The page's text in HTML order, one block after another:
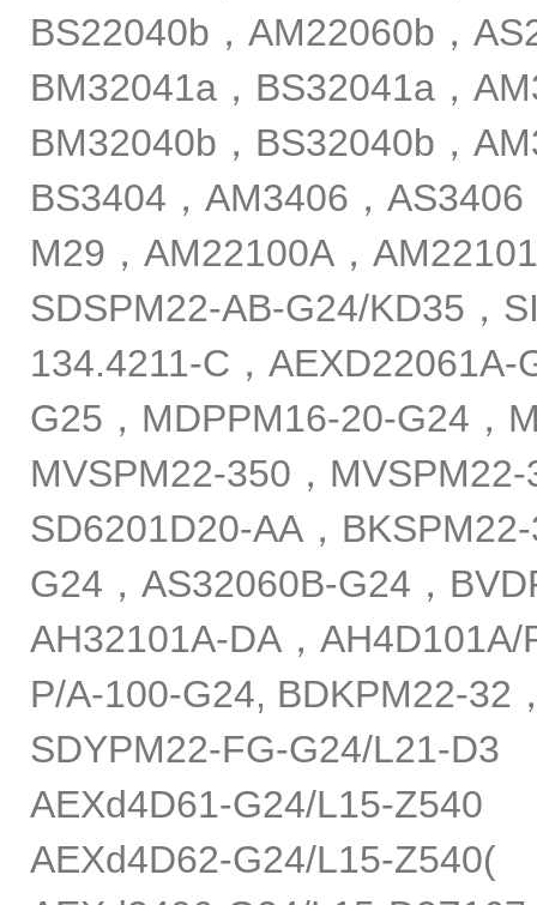
BS22040b，AM22060b，
BM32041a，BS32041a，
BM32040b，BS32040b，
BS3404，AM3406，
M29，AM22100A，
SDSPM22-AB-G24/KD35，
134.4211-C，
G25，MDPPM16-20-G24，
MVSPM22-350，
SD6201D20-AA，
G24，AS32060B-G24，
AH32101A-DA，
P/A-100-G24, BDKPM22-
SDYPM22-FG-G24/L21-D3
AEXd4D61-G24/L15-Z540
AEXd4D62-G24/L15-Z540(